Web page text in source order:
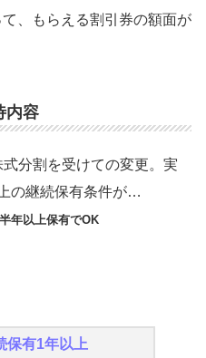
、もらえる割引券の額面が
内容
分割を受けての変更。実
の継続保有条件が…
年以上保有でOK
保有1年以上